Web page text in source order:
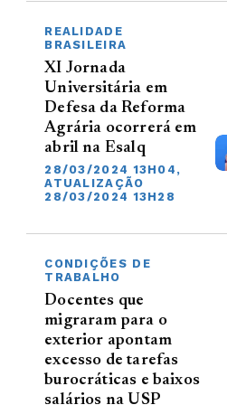
REALIDADE
BRASILEIRA
XI Jornada
Universitária em
Defesa da Reforma
Agrária ocorrerá em
abril na Esalq
28/03/2024 13H04,
ATUALIZAÇÃO
28/03/2024 13H28
CONDIÇÕES DE
TRABALHO
Docentes que
migraram para o
exterior apontam
excesso de tarefas
burocráticas e baixos
salários na USP